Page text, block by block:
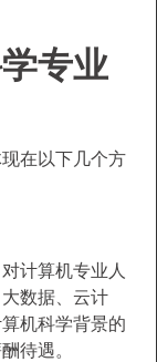
专业
在以下几个方
计算机专业人
数据、云计
机科学背景的
待遇。